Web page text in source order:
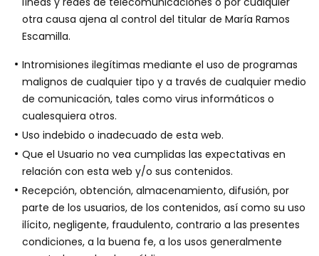
otra causa ajena al control del titular de María Ramos
Escamilla.
Intromisiones ilegítimas mediante el uso de programas
malignos de cualquier tipo y a través de cualquier medio
de comunicación, tales como virus informáticos o
cualesquiera otros.
Uso indebido o inadecuado de esta web.
Que el Usuario no vea cumplidas las expectativas en
relación con esta web y/o sus contenidos.
Recepción, obtención, almacenamiento, difusión, por
parte de los usuarios, de los contenidos, así como su uso
ilícito, negligente, fraudulento, contrario a las presentes
condiciones, a la buena fe, a los usos generalmente